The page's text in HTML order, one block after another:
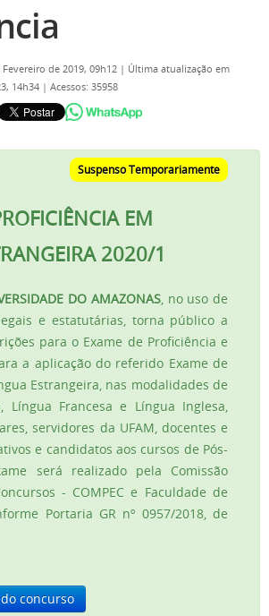
de 2019, 09h12 | Última atualização em
14h34 | Acessos: 35958
Suspenso Temporariamente
EM
2020/1
DO AMAZONAS, no uso de
e estatutárias, torna público a
para o Exame de Proficiência e
a aplicação do referido Exame de
Estrangeira, nas modalidades de
Língua Francesa e Língua Inglesa,
servidores da UFAM, docentes e
e candidatos aos cursos de Pós-
será realizado pela Comissão
- COMPEC e Faculdade de
Portaria GR nº 0957/2018, de
concurso